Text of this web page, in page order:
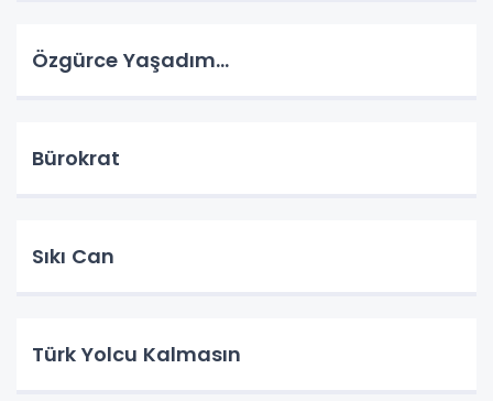
Özgürce Yaşadım…
Bürokrat
Sıkı Can
Türk Yolcu Kalmasın